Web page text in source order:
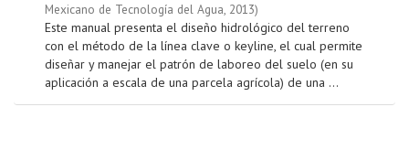
Mexicano de Tecnología del Agua, 2013)
Este manual presenta el diseño hidrológico del terreno
con el método de la línea clave o keyline, el cual permite
diseñar y manejar el patrón de laboreo del suelo (en su
aplicación a escala de una parcela agrícola) de una ...